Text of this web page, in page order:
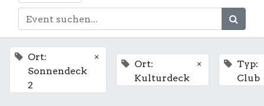
Ort:
Sonnendeck
2
×
Ort:
Kulturdeck
×
Typ:
Club